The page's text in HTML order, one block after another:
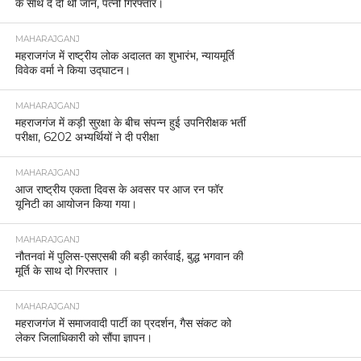
के साथ दे दी थी जान, पत्नी गिरफ्तार।
MAHARAJGANJ
महराजगंज में राष्ट्रीय लोक अदालत का शुभारंभ, न्यायमूर्ति
विवेक वर्मा ने किया उद्घाटन।
MAHARAJGANJ
महराजगंज में कड़ी सुरक्षा के बीच संपन्न हुई उपनिरीक्षक भर्ती
परीक्षा, 6202 अभ्यर्थियों ने दी परीक्षा
MAHARAJGANJ
आज राष्ट्रीय एकता दिवस के अवसर पर आज रन फॉर
यूनिटी का आयोजन किया गया।
MAHARAJGANJ
नौतनवां में पुलिस-एसएसबी की बड़ी कार्रवाई, बुद्ध भगवान की
मूर्ति के साथ दो गिरफ्तार ।
MAHARAJGANJ
महराजगंज में समाजवादी पार्टी का प्रदर्शन, गैस संकट को
लेकर जिलाधिकारी को सौंपा ज्ञापन।